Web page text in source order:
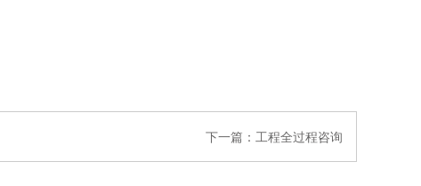
下一篇： 工程全过程咨询